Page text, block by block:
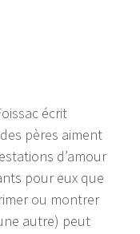
écrit
pères aiment
d’amour
pour eux que
ou montrer
autre) peut